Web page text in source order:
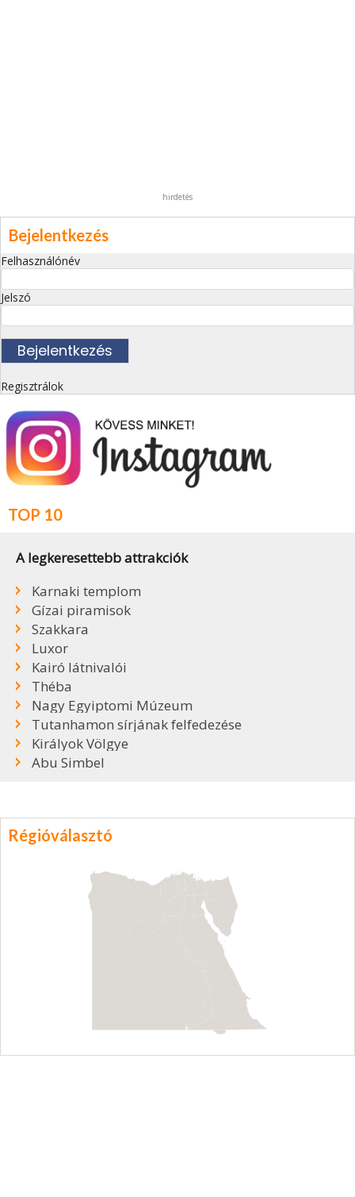
hirdetés
Bejelentkezés
Felhasználónév
Jelszó
Regisztrálok
TOP 10
A legkeresettebb attrakciók
Karnaki templom
Gízai piramisok
Szakkara
Luxor
Kairó látnivalói
Théba
Nagy Egyiptomi Múzeum
Tutanhamon sírjának felfedezése
Királyok Völgye
Abu Simbel
Régióválasztó